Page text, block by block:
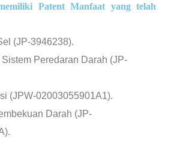
Patent Manfaat yang telah
(JP-3946238).
Peredaran Darah (JP-
(JPW-02003055901A1).
Darah (JP-